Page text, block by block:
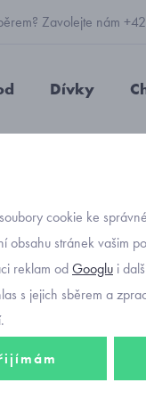
Zavolejte nám
Dívky
cookie ke
obsahu stránek vašim
reklam odGooglu i
s jejich sběrem a